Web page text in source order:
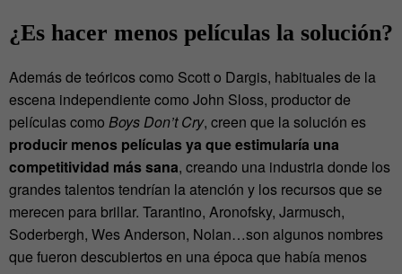
¿Es hacer menos películas la solución?
Además de teóricos como Scott o Dargis, habituales de la
escena independiente como John Sloss, productor de
películas como Boys Don’t Cry, creen que la solución es
producir menos películas ya que estimularía una
competitividad más sana, creando una industria donde los
grandes talentos tendrían la atención y los recursos que se
merecen para brillar. Tarantino, Aronofsky, Jarmusch,
Soderbergh, Wes Anderson, Nolan…son algunos nombres
que fueron descubiertos en una época que había menos